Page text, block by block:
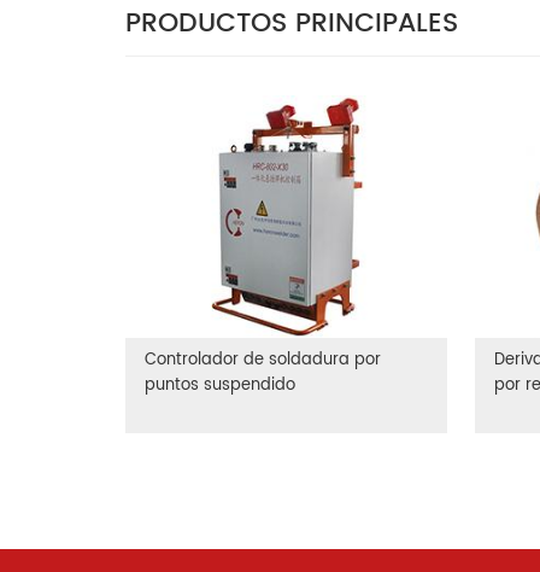
PRODUCTOS PRINCIPALES
Controlador de soldadura por
puntos suspendido
por